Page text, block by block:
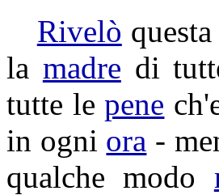
Rivelò questa
la madre di
tutte lepene
in ogni ora -
qualche modo